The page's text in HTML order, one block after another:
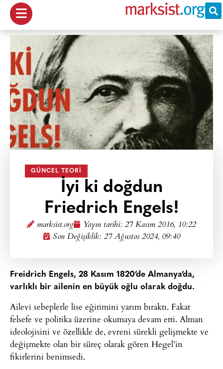
GÜNCEL TEORI
İyi ki doğdun
Friedrich Engels!
marksist.org Yayın tarihi: 27 Kasım 2016, 10:22
Son Değişiklik: 27 Ağustos 2024, 09:40
Freidrich Engels, 28 Kasım 1820’de Almanya’da,
varlıklı bir ailenin en büyük oğlu olarak doğdu.
Ailevi sebeplerle lise eğitimini yarım bıraktı. Fakat
felsefe ve politika üzerine okumaya devam etti. Alman
ideolojisini ve özellikle de, evreni sürekli gelişmekte ve
değişmekte olan bir süreç olarak gören Hegel’in
fikirlerini benimsedi.